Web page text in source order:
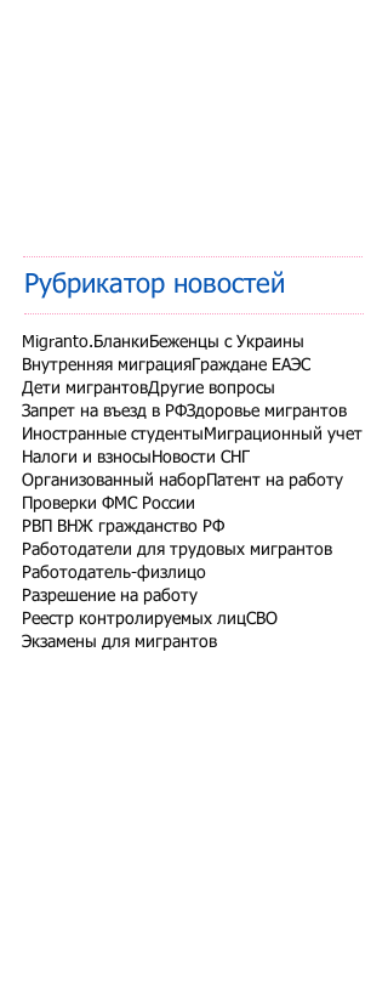
Рубрикатор новостей
Migranto.Бланки Беженцы с Украины
Внутренняя миграция Граждане ЕАЭС
Дети мигрантовДругие вопросы
Запрет на въезд в РФЗдоровье мигрантов
Иностранные студенты Миграционный учет
Налоги и взносы Новости СНГ
Организованный набор Патент на работу
Проверки ФМС России
РВП ВНЖ гражданство РФ
Работодатели для трудовых мигрантов
Работодатель-физлицо
Разрешение на работу
Реестр контролируемых лицСВО
Экзамены для мигрантов